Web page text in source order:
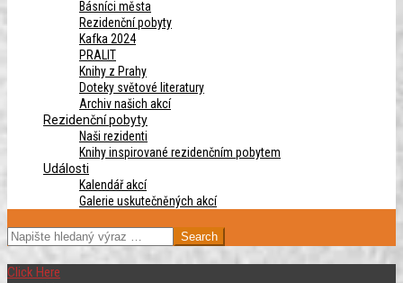
Básníci města
Rezidenční pobyty
Kafka 2024
PRALIT
Knihy z Prahy
Doteky světové literatury
Archiv našich akcí
Rezidenční pobyty
Naši rezidenti
Knihy inspirované rezidenčním pobytem
Události
Kalendář akcí
Galerie uskutečněných akcí
SEARCH
Click Here